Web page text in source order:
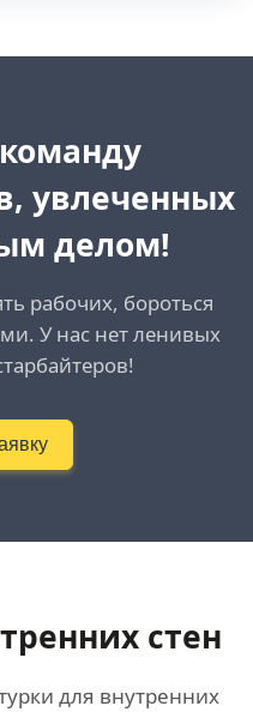
увлеченных
делом!
рабочих, бороться
У нас нет ленивых
стен
для внутренних